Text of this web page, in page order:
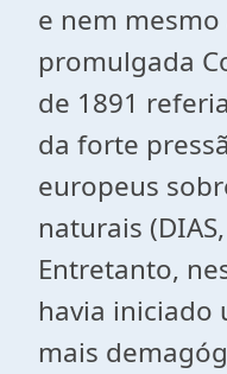
e nem
promulgada
de 1891
da forte
europeus
naturais
Entretanto,
havia iniciado
mais